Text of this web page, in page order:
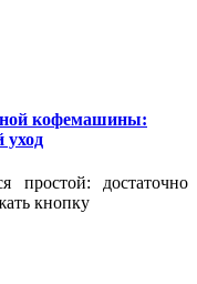
кофемашины:
уход
простой: достаточно
кнопку